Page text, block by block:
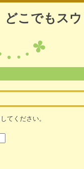
どこでもス
てください。